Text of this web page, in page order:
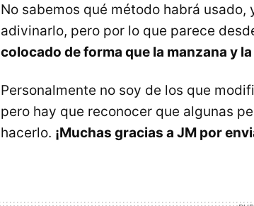
No sabemos qué método habrá
adivinarlo, pero por lo que parece
colocado de forma que la manzana y
Personalmente no soy de los que
pero hay que reconocer que algunas
hacerlo. ¡Muchas gracias a JM por